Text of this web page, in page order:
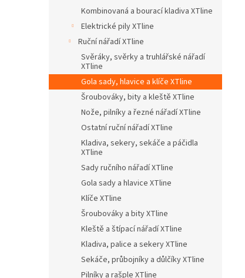
Kombinovaná a bourací kladiva XTline
Elektrické pily XTline
Ruční nářadí XTline
Svěráky, svěrky a truhlářské nářadí
XTline
Gola sady, hlavice a klíče XTline
Šroubováky, bity a kleště XTline
Nože, pilníky a řezné nářadí XTline
Ostatní ruční nářadí XTline
Kladiva, sekery, sekáče a páčidla
XTline
Sady ručního nářadí XTline
Gola sady a hlavice XTline
Klíče XTline
Šroubováky a bity XTline
Kleště a štípací nářadí XTline
Kladiva, palice a sekery XTline
Sekáče, průbojníky a důlčíky XTline
Pilníky a rašple XTline